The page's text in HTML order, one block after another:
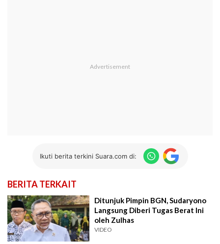
Ikuti berita terkini Suara.com di:
BERITA TERKAIT
Ditunjuk Pimpin BGN, Sudaryono
Langsung Diberi Tugas Berat Ini
oleh Zulhas
VIDEO